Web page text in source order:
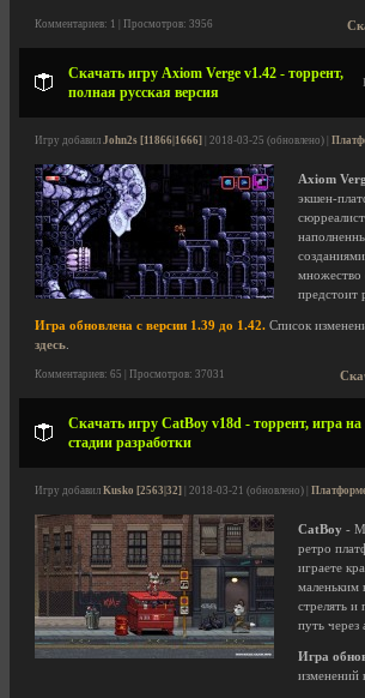
Комментариев: 1 | Просмотров: 3956
Скачать игру Axiom Verge v1.42 - торрент,
полная русская версия
Игру добавил John2s [11866|1666] | 2018-03-25 (обновлено) |
Axiom
экшен-
множество
предстоит
Игра обновлена с версии 1.39 до 1.42. Список
здесь
Комментариев: 65 | Просмотров: 37031
Скачать игру CatBoy v18d - торрент, игра на
стадии разработки
Игру добавил Kusko [2563|32] | 2018-03-21 (обновлено) |
CatBoy -
ретро
играете
маленьким
стрелять и
путь через
Игра
изменений